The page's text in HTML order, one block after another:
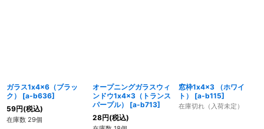
ガラス1x4x6（ブラッ
ク）
[a-b636]
59円(税込)
在庫数 29個
オープニングガラスウィ
ンドウ1x4x3（トランス
パープル）
[a-b713]
28円(税込)
窓枠1x4x3 （ホワイ
ト）
[a-b115]
在庫切れ（入荷未定）